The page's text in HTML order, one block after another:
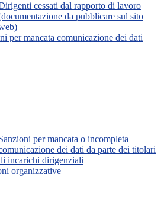
cessati dal rapporto di lavoro
da pubblicare sul sito
per mancata comunicazione dei dati
per mancata o incompleta
dei dati da parte dei titolari
incarichi dirigenziali
organizzative